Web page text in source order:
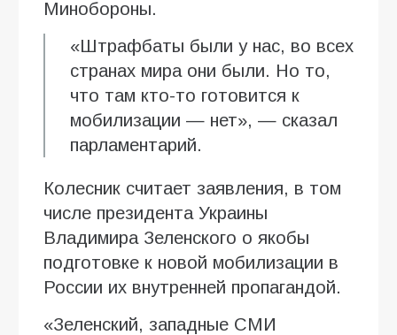
Минобороны.
«Штрафбаты были у нас, во всех
странах мира они были. Но то,
что там кто-то готовится к
мобилизации — нет», — сказал
парламентарий.
Колесник считает заявления, в том
числе президента Украины
Владимира Зеленского о якобы
подготовке к новой мобилизации в
России их внутренней пропагандой.
«Зеленский, западные СМИ